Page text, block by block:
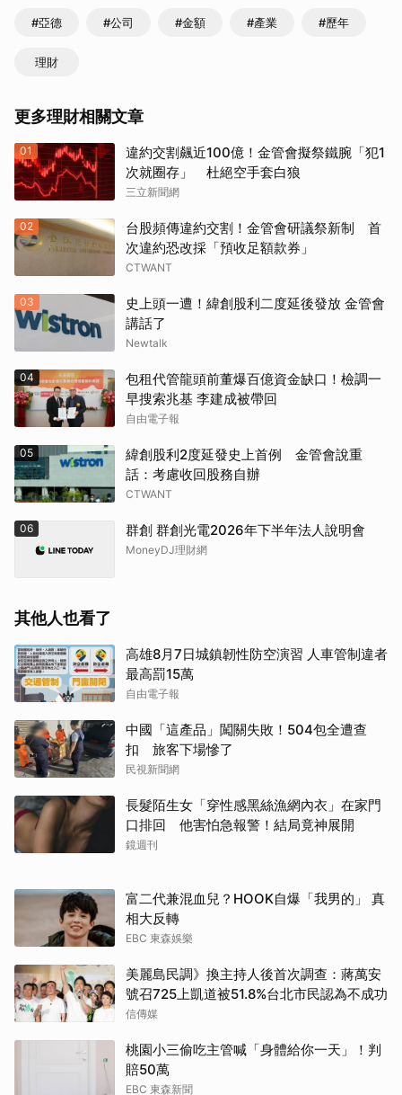
#亞德 #公司 #金額 #產業 #歷年
理財
更多理財相關文章
01
違約交割飆近100億！金管會擬祭鐵腕「犯1
次就圈存」 杜絕空手套白狼
三立新聞網
02
台股頻傳違約交割！金管會研議祭新制 首
次違約恐改採「預收足額款券」
CTWANT
03
史上頭一遭！緯創股利二度延後發放 金管會
講話了
Newtalk
04
包租代管龍頭前董爆百億資金缺口！檢調一
早搜索兆基 李建成被帶回
自由電子報
05
緯創股利2度延發史上首例 金管會說重
話：考慮收回股務自辦
CTWANT
06 群創 群創光電2026年下半年法人說明會
MoneyDJ理財網
其他人也看了
高雄8月7日城鎮韌性防空演習 人車管制違者
最高罰15萬
自由電子報
中國「這產品」闖關失敗！504包全遭查
扣 旅客下場慘了
民視新聞網
長髮陌生女「穿性感黑絲漁網內衣」在家門
口排回 他害怕急報警！結局竟神展開
鏡週刊
富二代兼混血兒？HOOK自爆「我男的」 真
相大反轉
EBC 東森娛樂
美麗島民調》換主持人後首次調查：蔣萬安
號召725上凱道被51.8%台北市民認為不成功
信傳媒
桃園小三偷吃主管喊「身體給你一天」！判
賠50萬
EBC 東森新聞